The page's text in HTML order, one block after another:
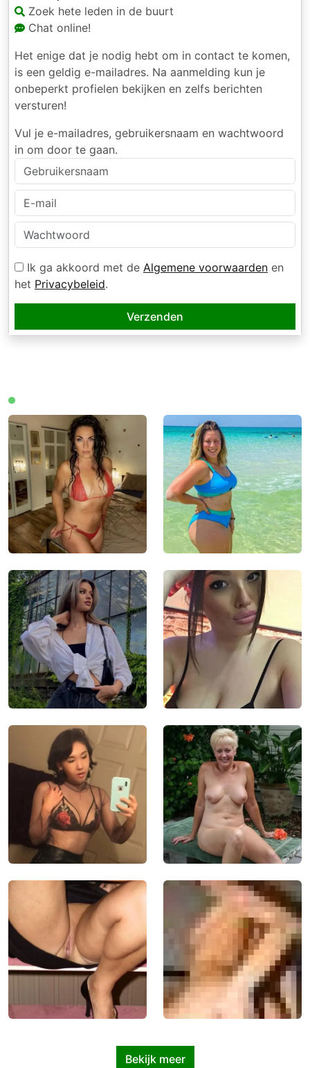
Zoek hete leden in de buurt
Chat online!
Het enige dat je nodig hebt om in contact te komen,
is een geldig e-mailadres. Na aanmelding kun je
onbeperkt profielen bekijken en zelfs berichten
versturen!
Vul je e-mailadres, gebruikersnaam en wachtwoord
in om door te gaan.
Ik ga akkoord met de Algemene voorwaarden en
het Privacybeleid.
Verzenden
Bekijk meer